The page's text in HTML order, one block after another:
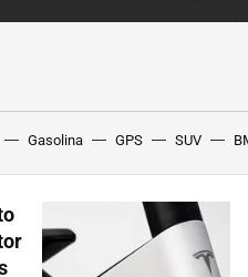
Gasolina GPS SUV